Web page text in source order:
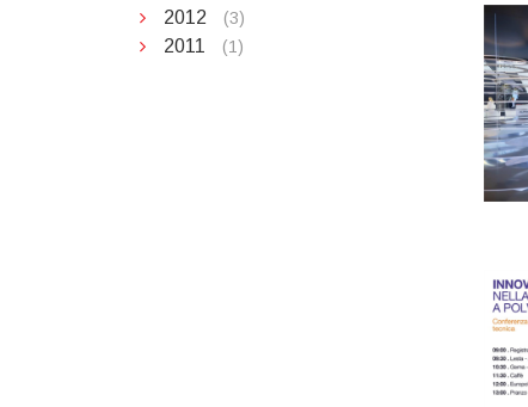
2012 (3)
2011 (1)